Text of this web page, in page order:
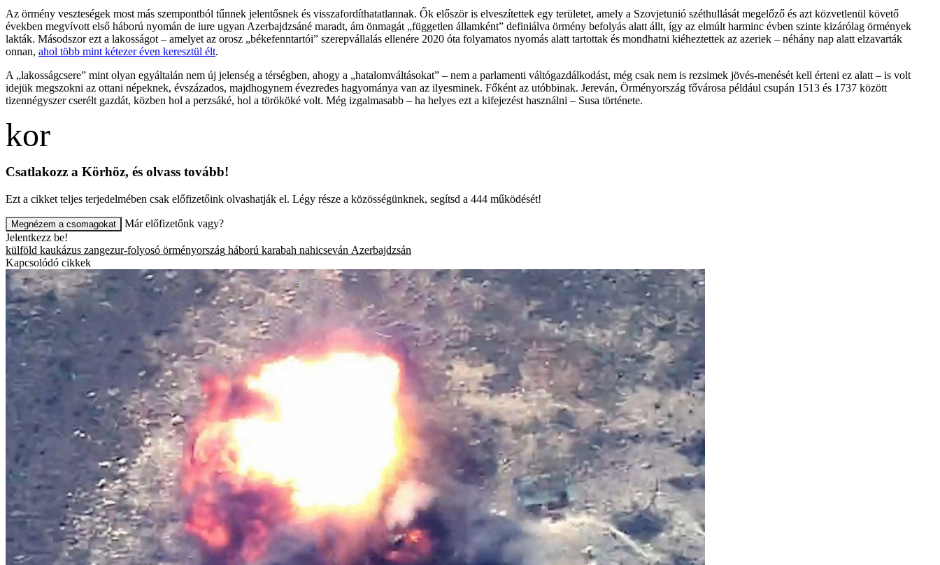
Az örmény veszteségek most más szempontból tűnnek jelentősnek és visszafordíthatatlannak. Ők először is elveszítettek egy területet, amely a Szovjetunió széthullását megelőző és azt közvetlenül követő
években megvívott első háború nyomán de iure ugyan Azerbajdzsáné maradt, ám önmagát „független államként” definiálva örmény befolyás alatt állt, így az elmúlt harminc évben szinte kizárólag örmények
lakták. Másodszor ezt a lakosságot – amelyet az orosz „békefenntartói” szerepvállalás ellenére 2020 óta folyamatos nyomás alatt tartottak és mondhatni kiéheztettek az azeriek – néhány nap alatt elzavarták
onnan, ahol több mint kétezer éven keresztül élt.
A „lakosságcsere” mint olyan egyáltalán nem új jelenség a térségben, ahogy a „hatalomváltásokat” – nem a parlamenti váltógazdálkodást, még csak nem is rezsimek jövés-menését kell érteni ez alatt – is volt
idejük megszokni az ottani népeknek, évszázados, majdhogynem évezredes hagyománya van az ilyesminek. Főként az utóbbinak. Jereván, Örményország fővárosa például csupán 1513 és 1737 között
tizennégyszer cserélt gazdát, közben hol a perzsáké, hol a törököké volt. Még izgalmasabb – ha helyes ezt a kifejezést használni – Susa története.
Csatlakozz a Körhöz, és olvass tovább!
Ezt a cikket teljes terjedelmében csak előfizetőink olvashatják el. Légy része a közösségünknek, segítsd a 444 működését!
Megnézem a csomagokat
Már előfizetőnk vagy?
Jelentkezz be!
külföld kaukázus zangezur-folyosó örményország háború karabah nahicseván Azerbajdzsán
Kapcsolódó cikkek